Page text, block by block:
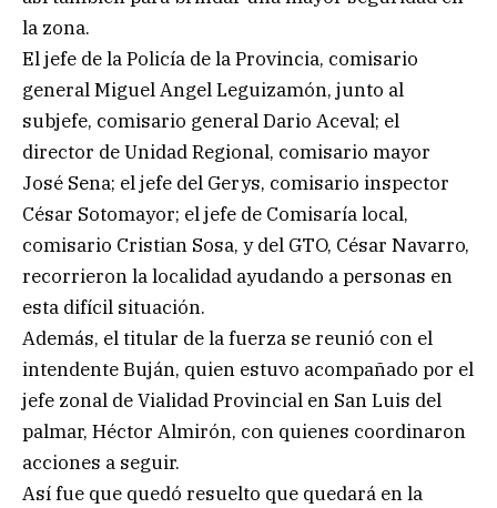
la zona.
El jefe de la Policía de la Provincia, comisario
general Miguel Angel Leguizamón, junto al
subjefe, comisario general Dario Aceval; el
director de Unidad Regional, comisario mayor
José Sena; el jefe del Gerys, comisario inspector
César Sotomayor; el jefe de Comisaría local,
comisario Cristian Sosa, y del GTO, César Navarro,
recorrieron la localidad ayudando a personas en
esta difícil situación.
Además, el titular de la fuerza se reunió con el
intendente Buján, quien estuvo acompañado por el
jefe zonal de Vialidad Provincial en San Luis del
palmar, Héctor Almirón, con quienes coordinaron
acciones a seguir.
Así fue que quedó resuelto que quedará en la